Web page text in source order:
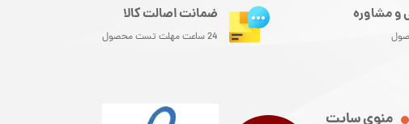
و مشاوره ضمانت اصالت کالا
24 ساعت مهلت تست محصول